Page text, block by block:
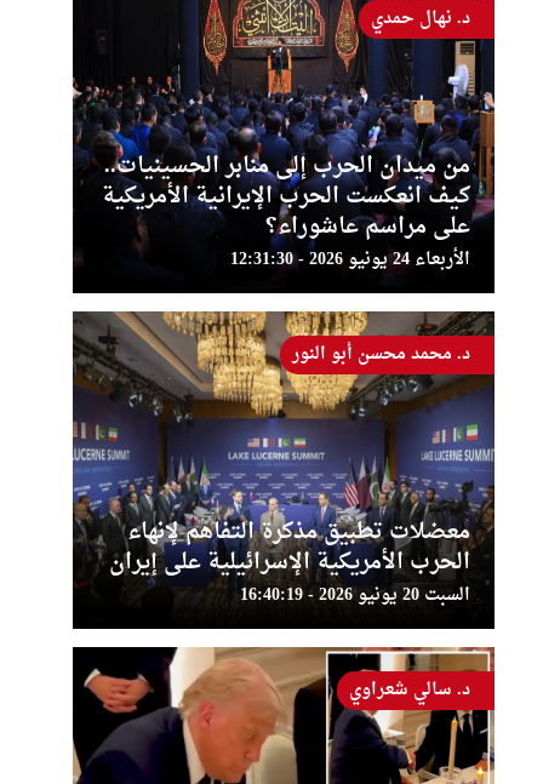
من ميدان الحرب إلى منابر الحسينيات..
كيف انعكست الحرب الإيرانية الأمريكية
على مراسم عاشوراء؟
الأربعاء 24 يونيو 2026 - 12:31:30
د. نهال حمدي
معضلات تطبيق مذكرة التفاهم لإنهاء
الحرب الأمريكية الإسرائيلية على إيران
السبت 20 يونيو 2026 - 16:40:19
د. محمد محسن أبو النور
د. سالي شعراوي